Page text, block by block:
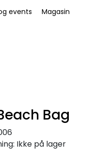
events Magasin
Bag
Ikke på lager